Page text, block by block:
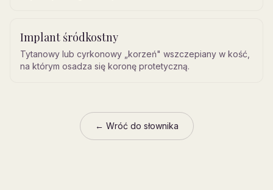
Implant śródkostny
Tytanowy lub cyrkonowy „korzeń" wszczepiany w kość,
na którym osadza się koronę protetyczną.
← Wróć do słownika